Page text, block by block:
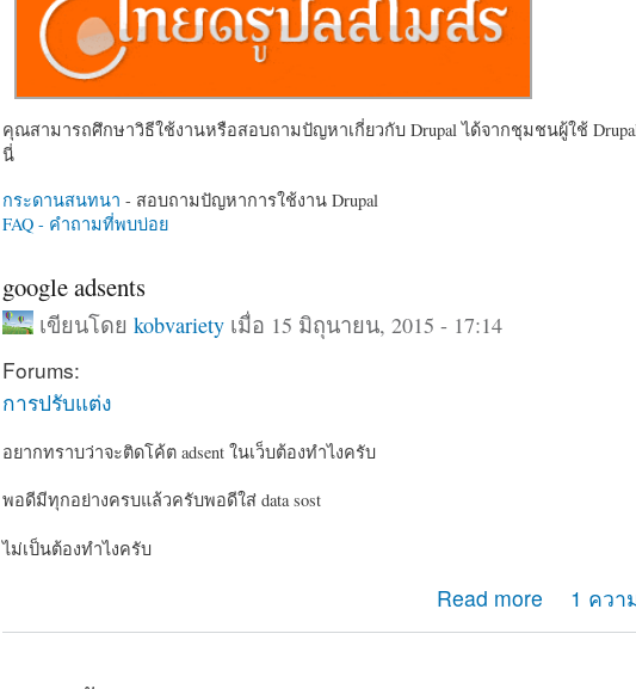
คุณสามารถศึกษาวิธีใช้งานหรือสอบถามปัญหาเกี่ยวกับ Drupal ได้จากชุมชนผู้ใช้
นี่
กระดานสนทนา - สอบถามปัญหาการใช้งาน Drupal
FAQ - คำถามที่พบบ่อย
google adsents
เขียนโดยkobvariety เมื่อ 15 มิถุนายน, 2015 - 17:14
Forums:
การปรับแต่ง
อยากทราบว่าจะติดโค้ต adsent ในเว็บต้องทำไงครับ
พอดีมีทุกอย่างครบแล้วครับพอดีใส่ data sost
ไม่เป็นต้องทำไงครับ
Read more 1 ควา